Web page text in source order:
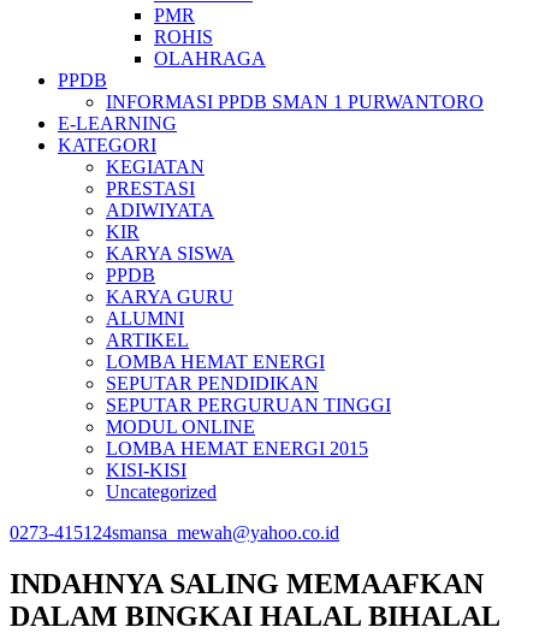
PMR
ROHIS
OLAHRAGA
PPDB
INFORMASI PPDB SMAN 1 PURWANTORO
E-LEARNING
KATEGORI
KEGIATAN
PRESTASI
ADIWIYATA
KIR
KARYA SISWA
PPDB
KARYA GURU
ALUMNI
ARTIKEL
LOMBA HEMAT ENERGI
SEPUTAR PENDIDIKAN
SEPUTAR PERGURUAN TINGGI
MODUL ONLINE
LOMBA HEMAT ENERGI 2015
KISI-KISI
Uncategorized
0273-415124smansa_mewah@yahoo.co.id
INDAHNYA SALING MEMAAFKAN
DALAM BINGKAI HALAL BIHALAL